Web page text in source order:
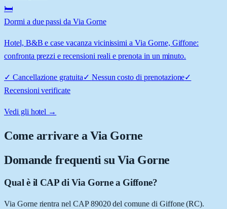
🛏️
Dormi a due passi da Via Gorne
Hotel, B&B e case vacanza vicinissimi a Via Gorne, Giffone:
confronta prezzi e recensioni reali e prenota in un minuto.
✓ Cancellazione gratuita✓ Nessun costo di prenotazione✓
Recensioni verificate
Vedi gli hotel →
Come arrivare aVia Gorne
Domande frequenti su Via Gorne
Qual è il CAP di Via Gorne a Giffone?
Via Gorne rientra nel CAP 89020 del comune di Giffone (RC).